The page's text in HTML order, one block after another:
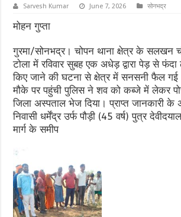
Sarvesh Kumar June 7, 2026 सोनभद्र
मोहन गुप्ता
गुरमा/सोनभद्र। चोपन थाना क्षेत्र के सलखन
टोला में रविवार सुबह एक अधेड़ द्वारा पेड़ से
किए जाने की घटना से क्षेत्र में सनसनी फैल
मौके पर पहुंची पुलिस ने शव को कब्जे में लेकर
जिला अस्पताल भेज दिया। प्राप्त जानकारी के
निवासी धर्मेंद्र उर्फ पौड़ी (45 वर्ष) पुत्र
मार्ग के समीप